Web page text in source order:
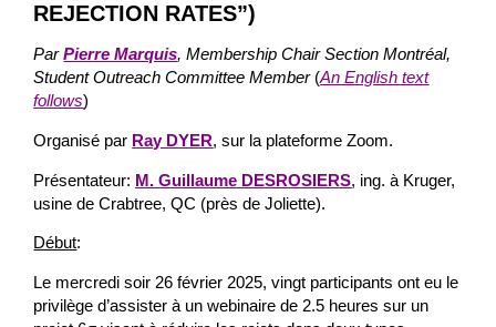
REJECTION RATES”)
ParPierre Marquis, Membership Chair Section Montréal,
Student Outreach Committee Member (An English text
follows)
Organisé par Ray DYER, sur la plateforme Zoom.
Présentateur: M. Guillaume DESROSIERS, ing. à Kruger,
usine de Crabtree, QC (près de Joliette).
Début:
Le mercredi soir 26 février 2025, vingt participants ont eu le
privilège d’assister à un webinaire de 2.5 heures sur un